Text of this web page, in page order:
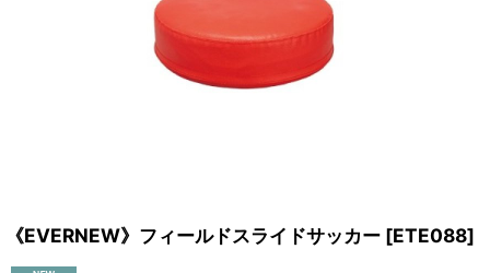
《EVERNEW》フィールドスライドサッカー [ETE088]